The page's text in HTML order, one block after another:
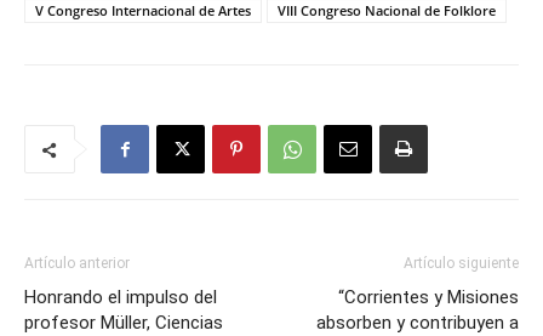
V Congreso Internacional de Artes
VIII Congreso Nacional de Folklore
Artículo anterior
Honrando el impulso del
profesor Müller, Ciencias
Artículo siguiente
“Corrientes y Misiones
absorben y contribuyen a